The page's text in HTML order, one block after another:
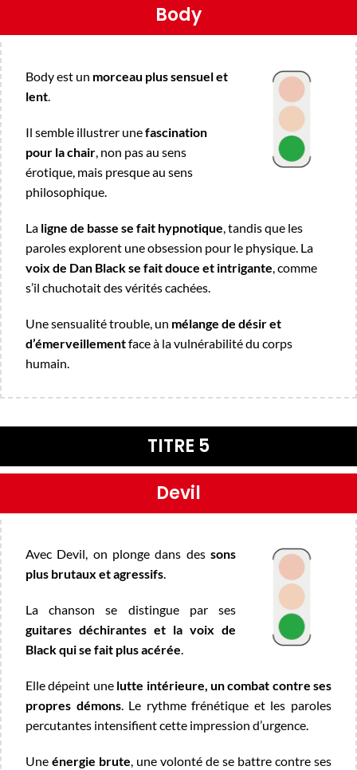
Body
Body est un morceau plus sensuel et
lent.
Il semble illustrer unefascination
pour la chair, non pas au sens
érotique, mais presque au sens
philosophique.
La ligne de basse se fait hypnotique, tandis que les
paroles explorent une obsession pour le physique. La
voix de Dan Black se fait douce et intrigante, comme
s’il chuchotait des vérités cachées.
Une sensualité trouble, un mélange de désir et
d’émerveillementface à la vulnérabilité du corps
humain.
TITRE 5
Devil
Avec Devil, on plonge dans des sons
plus brutaux et agressifs.
La chanson se distingue par ses
guitares déchirantes et la voix de
Black qui se fait plus acérée.
Elle dépeint une lutte intérieure, un combat contre ses
propres démons. Le rythme frénétique et les paroles
percutantes intensifient cette impression d’urgence.
Une énergie brute, une volonté de se battre contre ses